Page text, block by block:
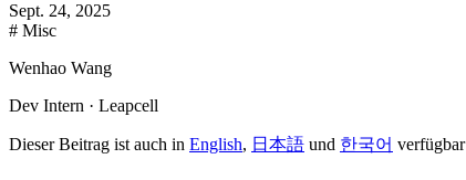
Sept. 24, 2025
# Misc
Wenhao Wang
Dev Intern · Leapcell
Dieser Beitrag ist auch in English, 日本語 und 한국어 verfügbar